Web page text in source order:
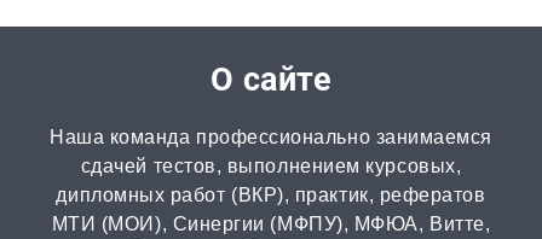
О сайте
Наша команда профессионально занимаемся
сдачей тестов, выполнением курсовых,
дипломных работ (ВКР), практик, рефератов
МТИ (МОИ), Синергии (МФПУ), МФЮА, Витте,